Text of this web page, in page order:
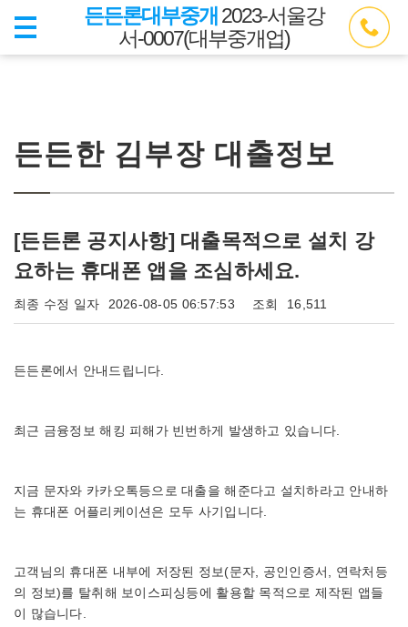
든든론대부중개 2023-서울강
서-0007(대부중개업)
든든한 김부장 대출정보
[든든론 공지사항] 대출목적으로 설치 강
요하는 휴대폰 앱을 조심하세요.
최종 수정 일자 2026-08-05 06:57:53 조회 16,511
든든론에서 안내드립니다.
최근 금융정보 해킹 피해가 빈번하게 발생하고 있습니다.
지금 문자와 카카오톡등으로 대출을 해준다고 설치하라고 안내하
는 휴대폰 어플리케이션은 모두 사기입니다.
고객님의 휴대폰 내부에 저장된 정보(문자, 공인인증서, 연락처등
의 정보)를 탈취해 보이스피싱등에 활용할 목적으로 제작된 앱들
이 많습니다.